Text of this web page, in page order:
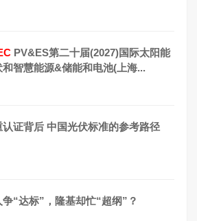
PV&ES第二十届(2027)国际太阳能
和智慧能源&储能和电池(上海...
认证背后 中国光伏标准的参考路径
争“达标”，隆基却忙“超纲”？